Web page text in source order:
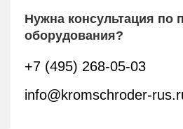
Нужна консультация по
оборудования?
+7 (495) 268-05-03
info@kromschroder-